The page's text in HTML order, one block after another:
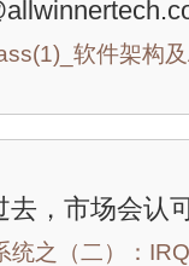
软件架构
去，市场会认
统之（二）：